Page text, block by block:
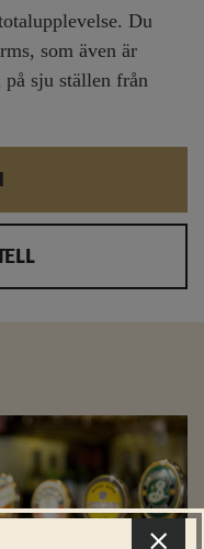
Du
som även är
sju ställen från